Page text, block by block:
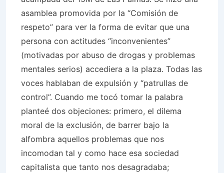
asamblea promovida por la “Comisión de
respeto” para ver la forma de evitar que una
persona con actitudes “inconvenientes”
(motivadas por abuso de drogas y problemas
mentales serios) accediera a la plaza. Todas las
voces hablaban de expulsión y “patrullas de
control”. Cuando me tocó tomar la palabra
planteé dos objeciones: primero, el dilema
moral de la exclusión, de barrer bajo la
alfombra aquellos problemas que nos
incomodan tal y como hace esa sociedad
capitalista que tanto nos desagradaba;